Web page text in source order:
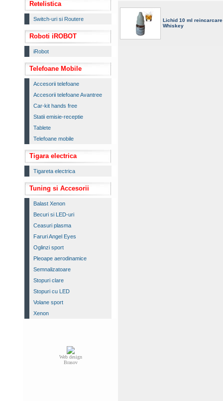
Retelistica
Switch-uri si Routere
Roboti iROBOT
iRobot
Telefoane Mobile
Accesorii telefoane
Accesorii telefoane Avantree
Car-kit hands free
Statii emisie-receptie
Tablete
Telefoane mobile
Tigara electrica
Tigareta electrica
Tuning si Accesorii
Balast Xenon
Becuri si LED-uri
Ceasuri plasma
Faruri Angel Eyes
Oglinzi sport
Pleoape aerodinamice
Semnalizatoare
Stopuri clare
Stopuri cu LED
Volane sport
Xenon
Web design
Brasov
Lichid 10 ml
Whiskey